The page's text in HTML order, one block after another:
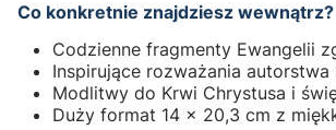
Co konkretnie znajdziesz wewnątrz?
Codzienne fragmenty Ewangelii
Inspirujące rozważania
Modlitwy do Krwi Chrystusa i
Duży format 14 x 20,3 cm z